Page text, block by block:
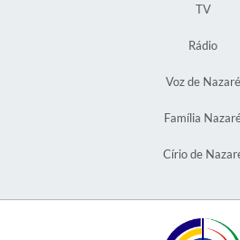
TV
Rádio
Voz de Nazaré
Família
Círio de